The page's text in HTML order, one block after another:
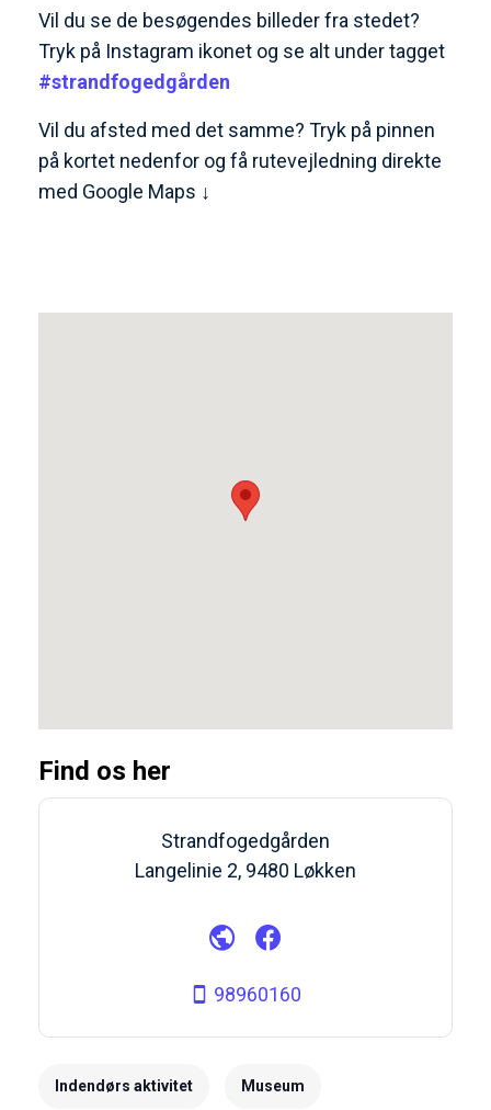
Vil du se de besøgendes billeder fra stedet?
Tryk på Instagram ikonet og se alt under tagget
#strandfogedgården
Vil du afsted med det samme? Tryk på pinnen
på kortet nedenfor og få rutevejledning direkte
med Google Maps ↓
Find os her
Strandfogedgården
Langelinie 2, 9480 Løkken
98960160
Indendørs aktivitet Museum